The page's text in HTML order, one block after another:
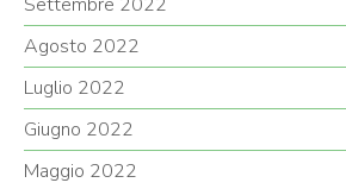
Agosto 2022
Luglio 2022
Giugno 2022
Maggio 2022